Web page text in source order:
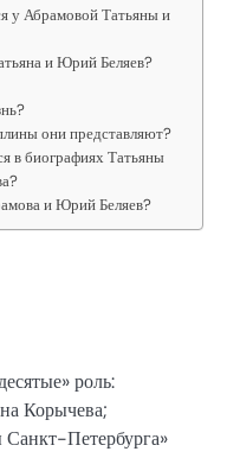
у Абрамовой Татьяны и
и Юрий Беляев?
они представляют?
в биографиях Татьяны
и Юрий Беляев?
роль:
Корычева;
Петербурга»